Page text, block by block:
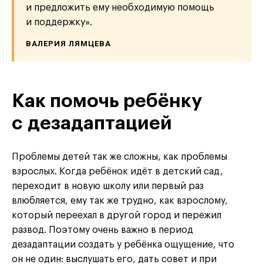
и предложить ему необходимую помощь
и поддержку».
ВАЛЕРИЯ ЛЯМЦЕВА
Как помочь ребёнку
с дезадаптацией
Проблемы детей так же сложны, как проблемы
взрослых. Когда ребёнок идёт в детский сад,
переходит в новую школу или первый раз
влюбляется, ему так же трудно, как взрослому,
который переехал в другой город и пережил
развод. Поэтому очень важно в период
дезадаптации создать у ребёнка ощущение, что
он не один: выслушать его, дать совет и при